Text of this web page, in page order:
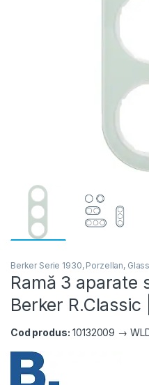
Berker Serie 1930, Porzellan,
Ramă 3 aparate
Berker
Cod produs: 10132009 →